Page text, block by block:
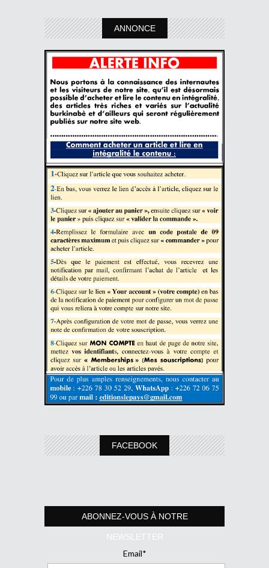
ANNONCE
FACEBOOK
ABONNEZ-VOUS À NOTRE
NEWSLETTER
Email*